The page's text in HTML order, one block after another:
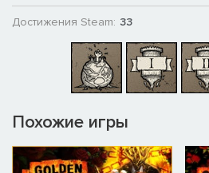
Достижения Steam: 33
Похожие игры